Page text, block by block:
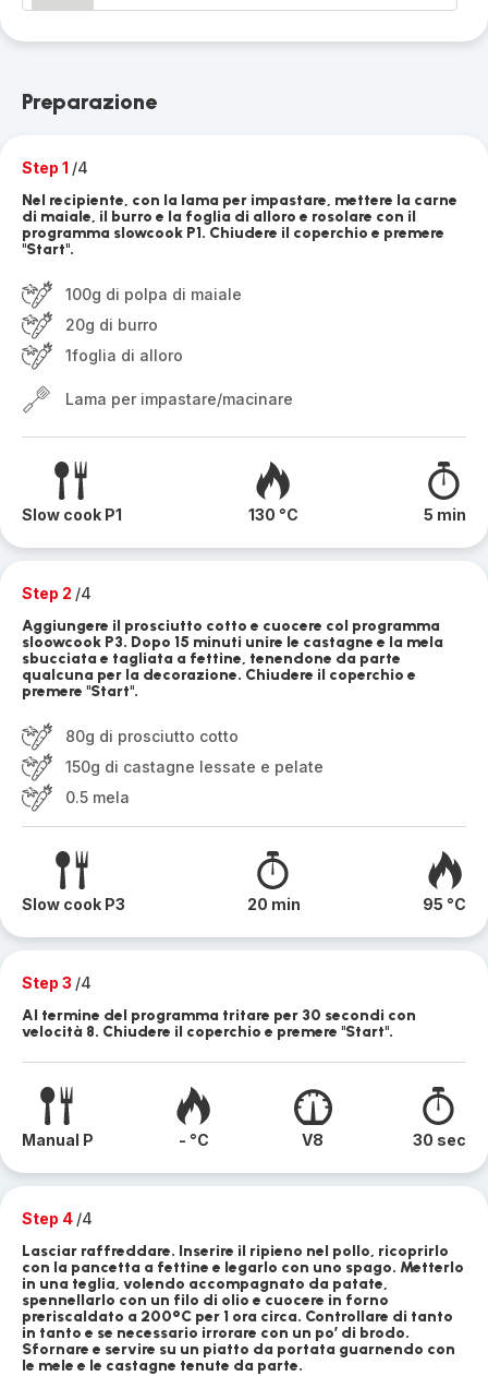
Preparazione
Step 1 /4
Nel recipiente, con la lama per impastare, mettere la carne
di maiale, il burro e la foglia di alloro e rosolare con il
programma slowcook P1. Chiudere il coperchio e premere
"Start".
100g di polpa di maiale
20g di burro
1foglia di alloro
Lama per impastare/macinare
Slow cook P1 130 °C 5 min
Step 2 /4
Aggiungere il prosciutto cotto e cuocere col programma
sloowcook P3. Dopo 15 minuti unire le castagne e la mela
sbucciata e tagliata a fettine, tenendone da parte
qualcuna per la decorazione. Chiudere il coperchio e
premere "Start".
80g di prosciutto cotto
150g di castagne lessate e pelate
0.5 mela
Slow cook P3 20 min 95 °C
Step 3 /4
Al termine del programma tritare per 30 secondi con
velocità 8. Chiudere il coperchio e premere "Start".
Manual P - °C V8 30 sec
Step 4 /4
Lasciar raffreddare. Inserire il ripieno nel pollo, ricoprirlo
con la pancetta a fettine e legarlo con uno spago. Metterlo
in una teglia, volendo accompagnato da patate,
spennellarlo con un filo di olio e cuocere in forno
preriscaldato a 200°C per 1 ora circa. Controllare di tanto
in tanto e se necessario irrorare con un po’ di brodo.
Sfornare e servire su un piatto da portata guarnendo con
le mele e le castagne tenute da parte.